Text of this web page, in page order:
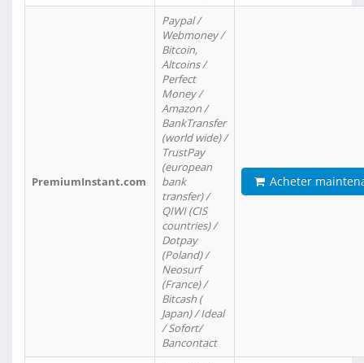
PremiumInstant.com
Paypal /
Webmoney /
Bitcoin,
Altcoins /
Perfect
Money /
Amazon /
BankTransfer
(world wide) /
TrustPay
(european
bank
transfer) /
QIWI (CIS
countries) /
Dotpay
(Poland) /
Neosurf
(France) /
Bitcash (
Japan) / Ideal
/ Sofort/
Bancontact
Acheter